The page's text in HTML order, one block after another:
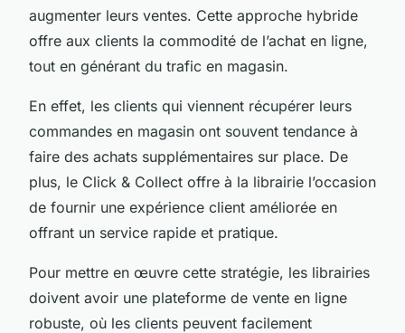
augmenter leurs ventes. Cette approche hybride
offre aux clients la commodité de l’achat en ligne,
tout en générant du trafic en magasin.
En effet, les clients qui viennent récupérer leurs
commandes en magasin ont souvent tendance à
faire des achats supplémentaires sur place. De
plus, le Click & Collect offre à la librairie l’occasion
de fournir une expérience client améliorée en
offrant un service rapide et pratique.
Pour mettre en œuvre cette stratégie, les librairies
doivent avoir une plateforme de vente en ligne
robuste, où les clients peuvent facilement